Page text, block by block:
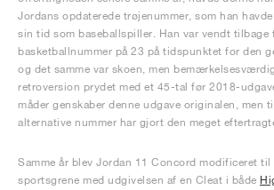
Jordans opdaterede trøjenummer, som han
sin tid som baseballspiller. Han var vendt
basketballnummer på 23 på tidspunktet for den
og det samme var skoen, men
retroversion prydet med et 45-tal før 2018-
måder genskaber denne udgave originalen, men
alternative nummer har gjort den meget
Samme år blev Jordan 11 Concord modificeret
sportsgrene med udgivelsen af en Cleat i både